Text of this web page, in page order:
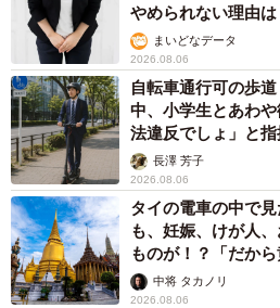
やめられない理由は
まいどなデータ
2026.08.06
自転車通行可の歩
中、小学生とあわ
法違反でしょ」と
説】長澤 芳子
2026.08.06
タイの電車の中で
も、妊娠、けが人
ものが！？「だから
中将 タカノリ
2026.08.06